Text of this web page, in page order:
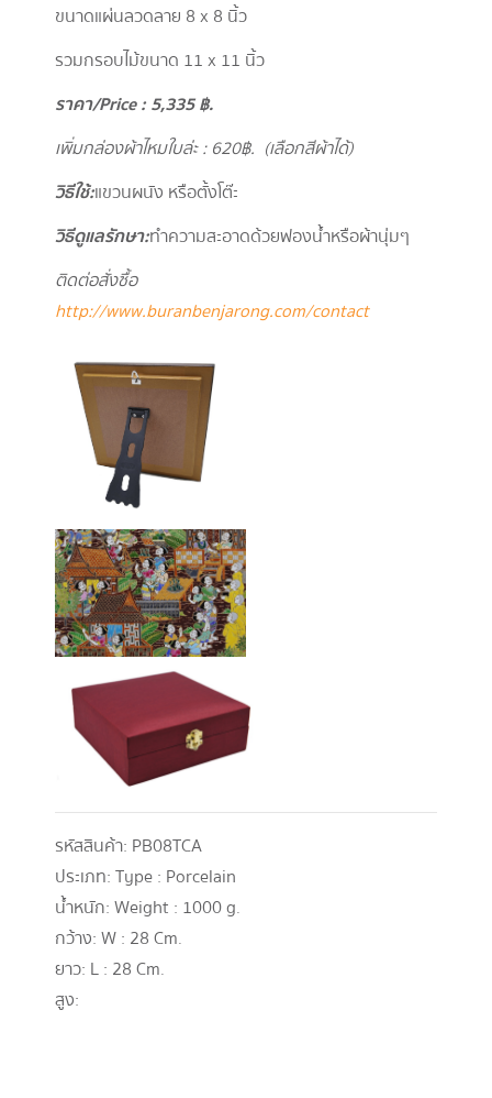
ขนาดแผ่นลวดลาย 8 x 8 นิ้ว
รวมกรอบไม้ขนาด 11 x 11 นิ้ว
ราคา/Price : 5,335฿.
เพิ่มกล่องผ้าไหมใบล่ะ : 620฿. (เลือกสีผ้าได้)
วิธีใช้ :แขวนผนัง หรือตั้งโต๊ะ
วิธีดูแลรักษา :ทำความสะอาดด้วยฟองน้ำหรือผ้านุ่มๆ
ติดต่อสั่งซื้อ
http://www.buranbenjarong.com/contact
รหัสสินค้า: PB08TCA
ประเภท:Type : Porcelain
น้ำหนัก:Weight : 1000 g.
กว้าง:W : 28 Cm.
ยาว: L : 28 Cm.
สูง: